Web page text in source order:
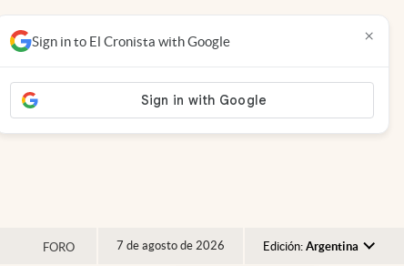
FORO 7 de agosto de 2026 Edición: Argentina
Sign in to El Cronista with Google ×